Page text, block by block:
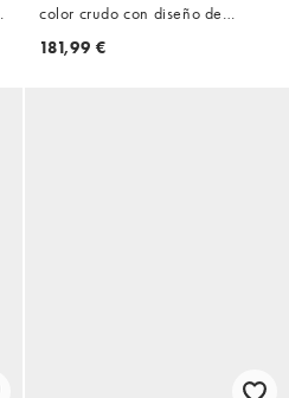
color crudo con diseño de
paneles y cuello desbocado de
181,99 €